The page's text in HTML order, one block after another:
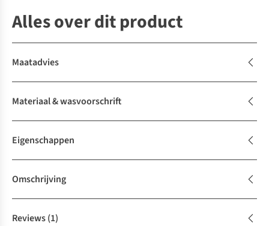
Alles over dit product
Maatadvies
Materiaal & wasvoorschrift
Eigenschappen
Omschrijving
Reviews(1)